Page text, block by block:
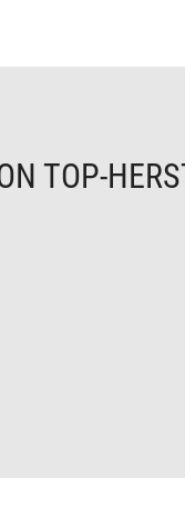
TOP-